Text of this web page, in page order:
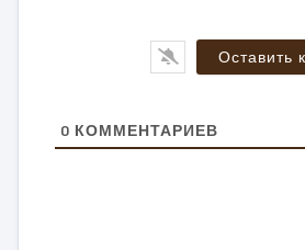
0 КОММЕНТАРИЕВ